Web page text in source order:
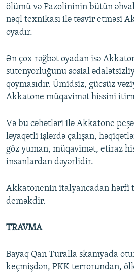
ölümü və Pazolininin bütün
nəql texnikası ilə təsvir etməsi
oyadır.
Ən çox rəğbət oyadan isə
sutenyorluğunu sosial
qoymasıdır. Ümidsiz, gücsüz
Akkatone müqavimət hissini
Və bu cəhətləri ilə Akkatone
ləyaqətli işlərdə çalışan,
göz yuman, müqavimət, etiraz
insanlardan dəyərlidir.
Akkatonenin italyancadan hərfi
deməkdir.
TRAVMA
Bayaq Qan Turalla skamyada
keçmişdən, PKK terrorundan,